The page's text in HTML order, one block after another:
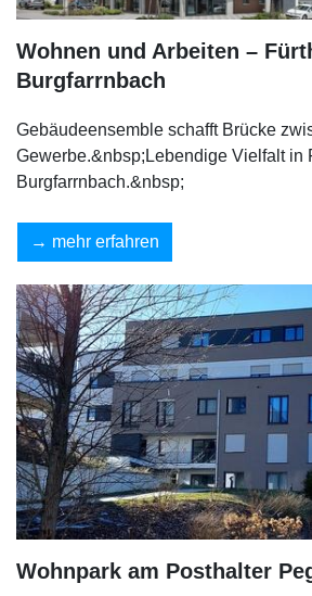
Wohnen und Arbeiten –
Burgfarrnbach
Gebäudeensemble schafft Brücke
Gewerbe.&nbsp;Lebendige Vielfalt in
Burgfarrnbach.&nbsp;
mehr erfahren
Wohnpark am Posthalter